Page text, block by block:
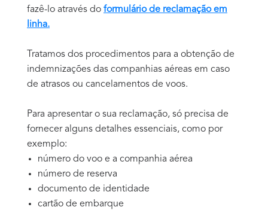
fazê-lo através do formulário de reclamação em
linha.
Tratamos dos procedimentos para a obtenção de
indemnizações das companhias aéreas em caso
de atrasos ou cancelamentos de voos.
Para apresentar o sua reclamação, só precisa de
fornecer alguns detalhes essenciais, como por
exemplo:
número do voo e a companhia aérea
número de reserva
documento de identidade
cartão de embarque